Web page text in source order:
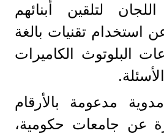
لتلقين أبنائهم
استخدام تقنيات بالغة
البلوتوث الكاميرات
مدعومة بالأرقام
عن جامعات حكومية،